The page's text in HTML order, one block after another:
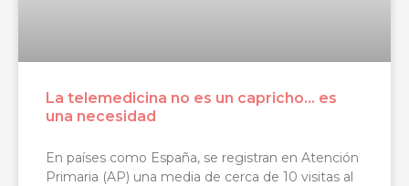
La telemedicina no es un capricho… es
una necesidad
En países como España, se registran en Atención
Primaria (AP) una media de cerca de 10 visitas al